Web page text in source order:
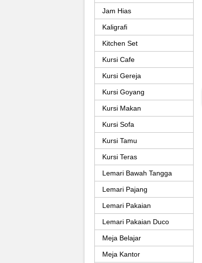
Jam Hias
Kaligrafi
Kitchen Set
Kursi Cafe
Kursi Gereja
Kursi Goyang
Kursi Makan
Kursi Sofa
Kursi Tamu
Kursi Teras
Lemari Bawah Tangga
Lemari Pajang
Lemari Pakaian
Lemari Pakaian Duco
Meja Belajar
Meja Kantor